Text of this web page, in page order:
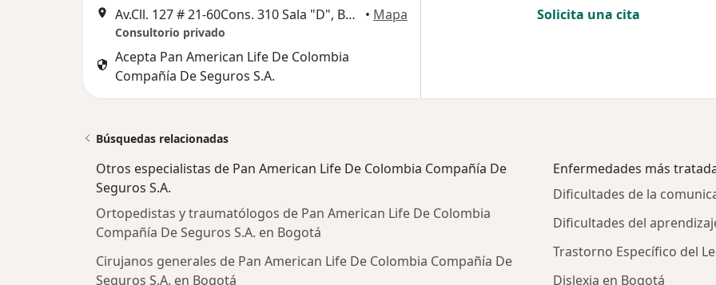
Av.Cll. 127 # 21-60Cons. 310 Sala "D", Bogotá • Mapa
Consultorio privado
Acepta Pan American Life De Colombia
Compañía De Seguros S.A.
Solicita una cita
Búsquedas relacionadas
Otros especialistas de Pan American Life De Colombia Compañía De
Seguros S.A.
Ortopedistas y traumatólogos de Pan American Life De Colombia
Compañía De Seguros S.A. en Bogotá
Cirujanos generales de Pan American Life De Colombia Compañía De
Seguros S.A. en Bogotá
Enfermedades más
Dificultades de la
Dificultades del
Trastorno Específico del
Dislexia en Bogotá